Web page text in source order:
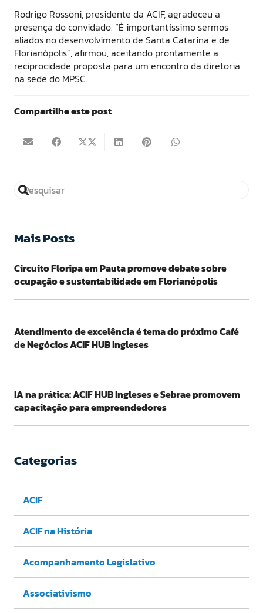
Rodrigo Rossoni, presidente da ACIF, agradeceu a
presença do convidado. “É importantíssimo sermos
aliados no desenvolvimento de Santa Catarina e de
Florianópolis”, afirmou, aceitando prontamente a
reciprocidade proposta para um encontro da diretoria
na sede do MPSC.
Compartilhe este post
Mais Posts
Circuito Floripa em Pauta promove debate sobre
ocupação e sustentabilidade em Florianópolis
Atendimento de excelência é tema do próximo Café
de Negócios ACIF HUB Ingleses
IA na prática: ACIF HUB Ingleses e Sebrae promovem
capacitação para empreendedores
Categorias
ACIF
ACIF na História
Acompanhamento Legislativo
Associativismo